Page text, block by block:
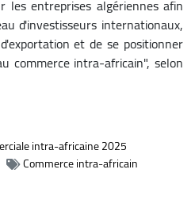
les entreprises algériennes afin
d'investisseurs internationaux,
et de se positionner
commerce intra-africain", selon
intra-africaine 2025
Commerce intra-africain